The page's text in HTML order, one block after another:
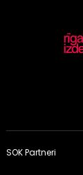
SOK Partneri